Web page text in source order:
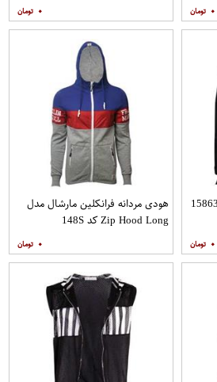
۰ ۰
۰
هودی مردانه فرانکلین مارشال مدل
Zip Hood Long کد 148S
۰